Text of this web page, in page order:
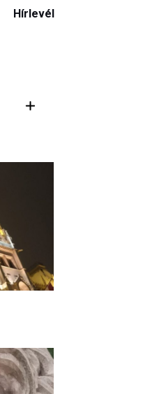
Hírlevél